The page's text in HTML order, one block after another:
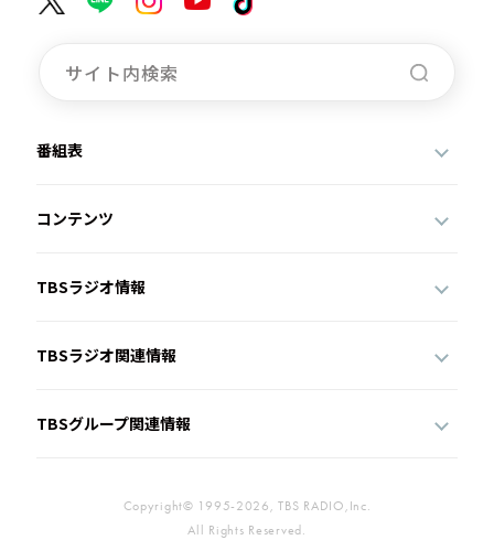
番組表
コンテンツ
TBSラジオ情報
TBSラジオ関連情報
TBSグループ関連情報
Copyright© 1995-2026, TBS RADIO,Inc.
All Rights Reserved.